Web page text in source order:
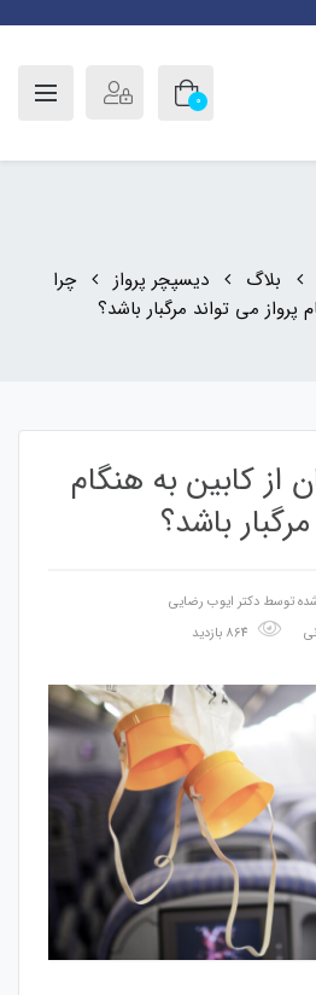
0
بلاگ دیسپچر پرواز
چرا
پرواز می تواند مرگبار باشد؟
از کابین به هنگام
باشد؟
توسط دکتر ایوب رضایی